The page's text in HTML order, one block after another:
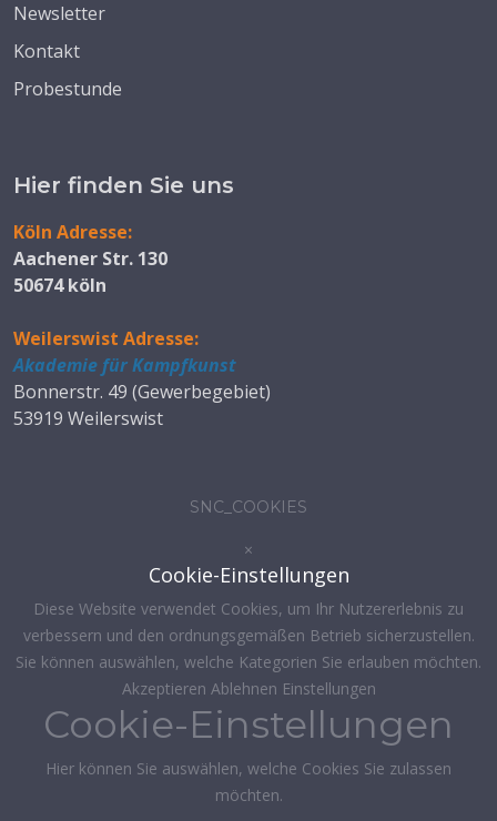
Newsletter
Kontakt
Probestunde
Hier finden Sie uns
Köln Adresse:
Aachener Str. 130
50674 köln
Weilerswist Adresse:
Akademie für Kampfkunst
Bonnerstr. 49 (Gewerbegebiet)
53919 Weilerswist
SNC_COOKIES
×
Cookie-Einstellungen
Diese Website verwendet Cookies, um Ihr Nutzererlebnis zu
verbessern und den ordnungsgemäßen Betrieb sicherzustellen.
Sie können auswählen, welche Kategorien Sie erlauben möchten.
Akzeptieren Ablehnen Einstellungen
Cookie-Einstellungen
Hier können Sie auswählen, welche Cookies Sie zulassen
möchten.